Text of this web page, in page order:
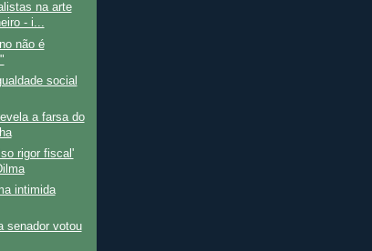
na arte
- i...
não é
social
a farsa do
rigor fiscal'
intimida
senador votou